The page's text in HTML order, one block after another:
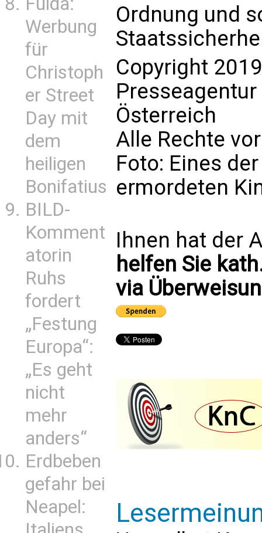
Werbung
für
Christoph
er Street
Day mit
dem
heiligen
Bonifatius
BILD-
Komment
atorin
Ruhs
fordert
„Festung
Europa“:
„Es geht
nicht
mehr
anders“
Erdbeben
gefahr bei
Neapel:
Ordnung und
Copyright
Presseagentur
Österreich
Alle Rechte
Foto: Eines
ermordeten
Ihnen hat der
helfen Sie
via